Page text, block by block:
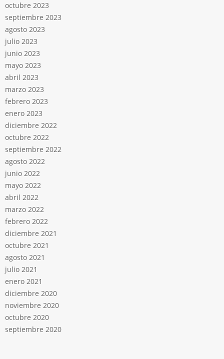
octubre 2023
septiembre 2023
agosto 2023
julio 2023
junio 2023
mayo 2023
abril 2023
marzo 2023
febrero 2023
enero 2023
diciembre 2022
octubre 2022
septiembre 2022
agosto 2022
junio 2022
mayo 2022
abril 2022
marzo 2022
febrero 2022
diciembre 2021
octubre 2021
agosto 2021
julio 2021
enero 2021
diciembre 2020
noviembre 2020
octubre 2020
septiembre 2020